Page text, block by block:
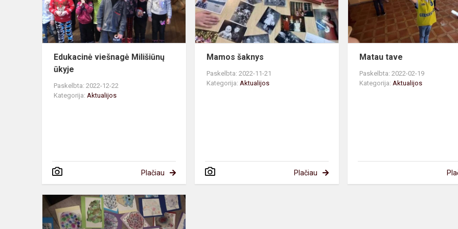
Edukacinė viešnagė Milišiūnų
ūkyje
Paskelbta: 2022-12-22
Kategorija: Aktualijos
Plačiau
Mamos šaknys
Paskelbta: 2022-11-21
Kategorija:Aktualijos
Plačiau
Matau tave
Paskelbta: 2022-02-19
Kategorija:Aktualijos
Nieko
rimto